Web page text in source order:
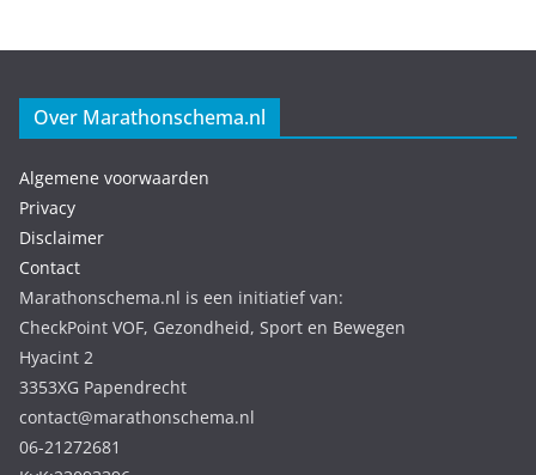
Over Marathonschema.nl
Algemene voorwaarden
Privacy
Disclaimer
Contact
Marathonschema.nl is een initiatief van:
CheckPoint VOF, Gezondheid, Sport en Bewegen
Hyacint 2
3353XG Papendrecht
contact@marathonschema.nl
06-21272681